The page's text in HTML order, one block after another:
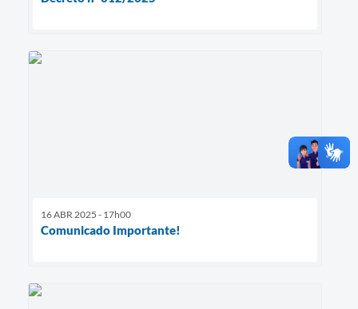
16 ABR 2025 - 17h00
Comunicado Importante!